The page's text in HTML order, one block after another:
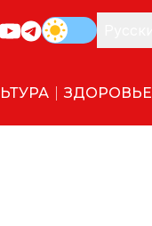
ЗДОРОВЬЕ